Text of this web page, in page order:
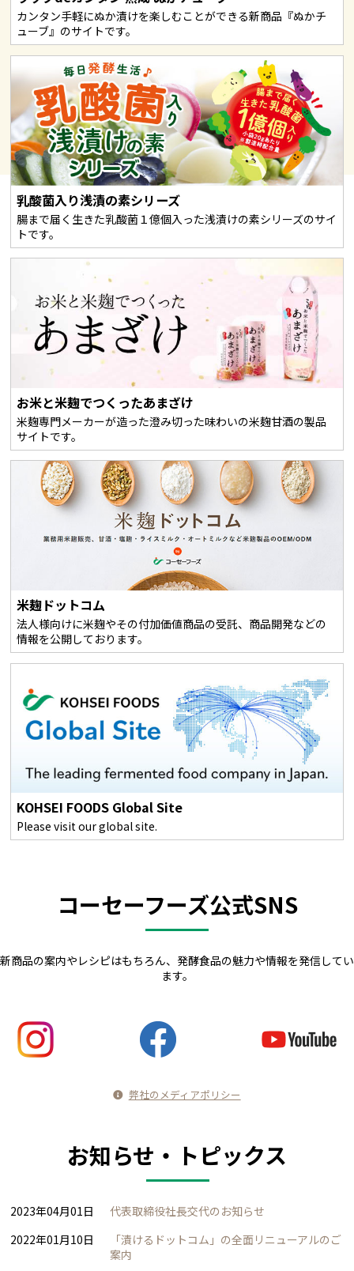
カンタン手軽にぬか漬けを楽しむことができる新商品『ぬかチ
ューブ』のサイトです。
乳酸菌入り浅漬の素シリーズ
腸まで届く生きた乳酸菌１億個入った浅漬けの素シリーズのサイ
トです。
お米と米麹でつくったあまざけ
米麹専門メーカーが造った澄み切った味わいの米麹甘酒の製品
サイトです。
米麹ドットコム
法人様向けに米麹やその付加価値商品の受託、商品開発などの
情報を公開しております。
KOHSEI FOODS Global Site
Please visit our global site.
コーセーフーズ公式SNS
新商品の案内やレシピはもちろん、発酵食品の魅力や情報を発信してい
ます。
弊社のメディアポリシー
お知らせ・トピックス
2023年04月01日
代表取締役社長交代のお知らせ
2022年01月10日
「漬けるドットコム」の全面リニューアルのご
案内